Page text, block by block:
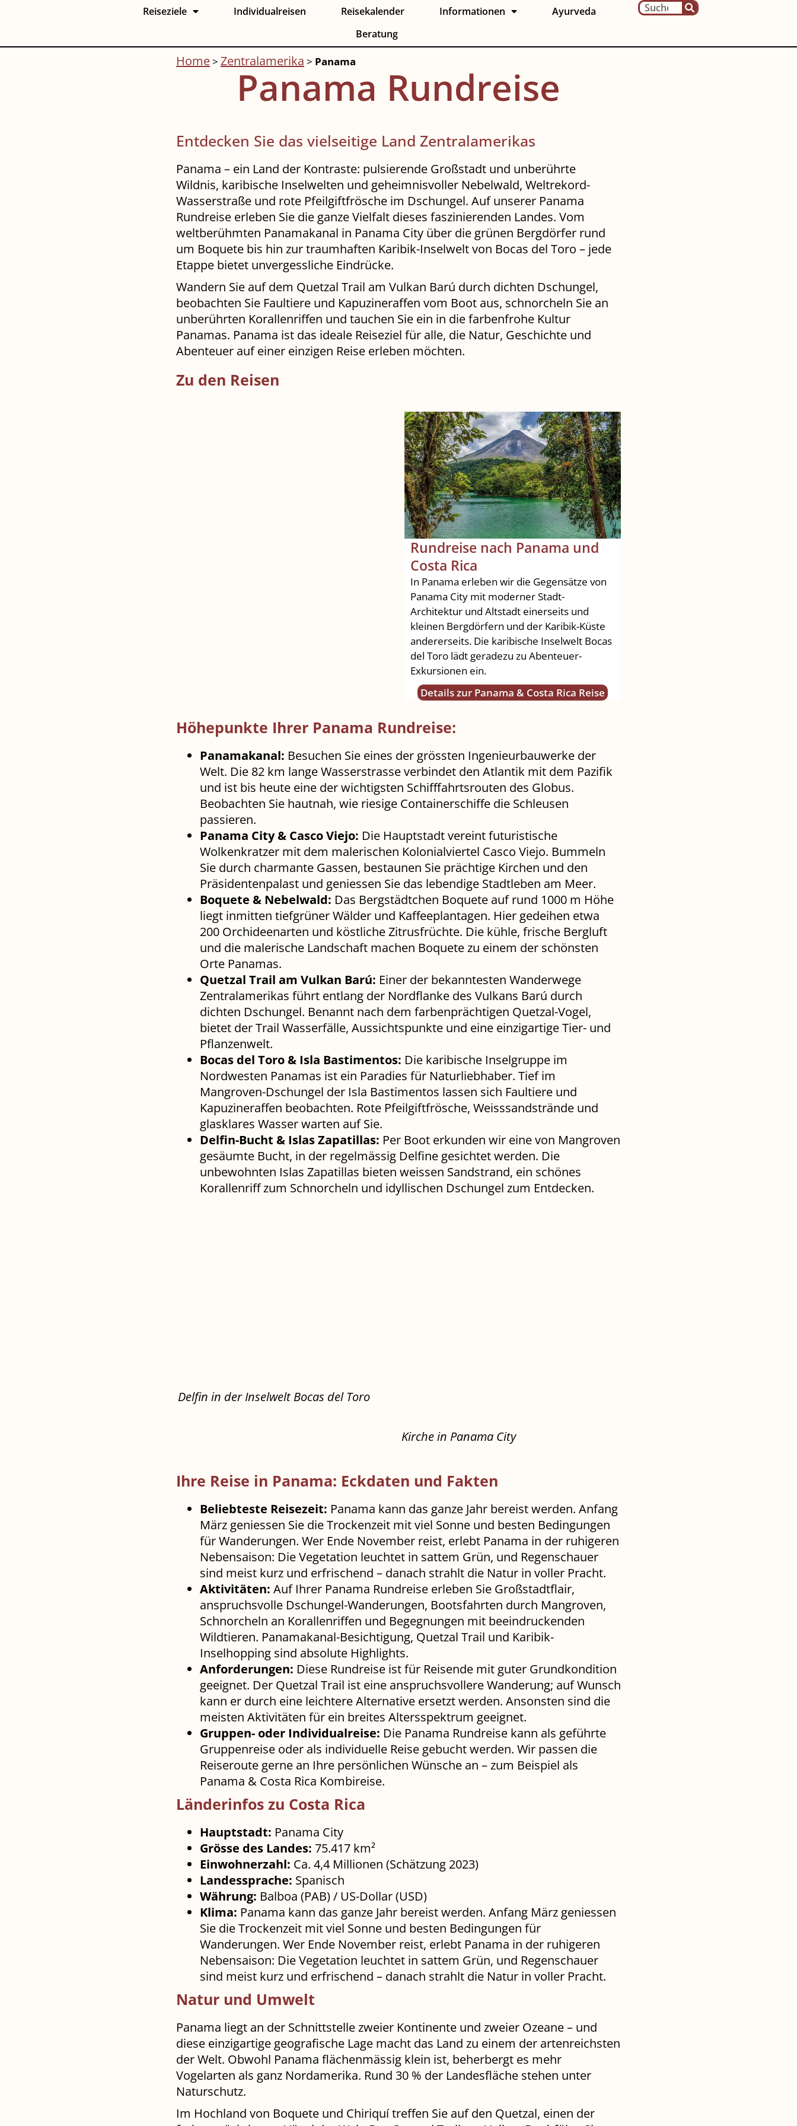
Reiseziele Individualreisen Reisekalender Informationen
Ayurveda
Beratung
Home> Zentralamerika > Panama
Panama Rundreise
Entdecken Sie das vielseitige Land Zentralamerikas
Panama – ein Land der Kontraste: pulsierende Großstadt und unberührte
Wildnis, karibische Inselwelten und geheimnisvoller Nebelwald, Weltrekord-
Wasserstraße und rote Pfeilgiftfrösche im Dschungel. Auf unserer Panama
Rundreise erleben Sie die ganze Vielfalt dieses faszinierenden Landes. Vom
weltberühmten Panamakanal in Panama City über die grünen Bergdörfer rund
um Boquete bis hin zur traumhaften Karibik-Inselwelt von Bocas del Toro – jede
Etappe bietet unvergessliche Eindrücke.
Wandern Sie auf dem Quetzal Trail am Vulkan Barú durch dichten Dschungel,
beobachten Sie Faultiere und Kapuzineraffen vom Boot aus, schnorcheln Sie an
unberührten Korallenriffen und tauchen Sie ein in die farbenfrohe Kultur
Panamas. Panama ist das ideale Reiseziel für alle, die Natur, Geschichte und
Abenteuer auf einer einzigen Reise erleben möchten.
Zu den Reisen
Rundreise nach Panama und
Costa Rica
In Panama erleben wir die Gegensätze von
Panama City mit moderner Stadt-
Architektur und Altstadt einerseits und
kleinen Bergdörfern und der Karibik-Küste
andererseits. Die karibische Inselwelt Bocas
del Toro lädt geradezu zu Abenteuer-
Exkursionen ein.
Details zur Panama & Costa Rica Reise
Höhepunkte Ihrer Panama Rundreise:
Panamakanal: Besuchen Sie eines der grössten Ingenieurbauwerke der
Welt. Die 82 km lange Wasserstrasse verbindet den Atlantik mit dem Pazifik
und ist bis heute eine der wichtigsten Schifffahrtsrouten des Globus.
Beobachten Sie hautnah, wie riesige Containerschiffe die Schleusen
passieren.
Panama City & Casco Viejo: Die Hauptstadt vereint futuristische
Wolkenkratzer mit dem malerischen Kolonialviertel Casco Viejo. Bummeln
Sie durch charmante Gassen, bestaunen Sie prächtige Kirchen und den
Präsidentenpalast und geniessen Sie das lebendige Stadtleben am Meer.
Boquete & Nebelwald: Das Bergstädtchen Boquete auf rund 1000 m Höhe
liegt inmitten tiefgrüner Wälder und Kaffeeplantagen. Hier gedeihen etwa
200 Orchideenarten und köstliche Zitrusfrüchte. Die kühle, frische Bergluft
und die malerische Landschaft machen Boquete zu einem der schönsten
Orte Panamas.
Quetzal Trail am Vulkan Barú: Einer der bekanntesten Wanderwege
Zentralamerikas führt entlang der Nordflanke des Vulkans Barú durch
dichten Dschungel. Benannt nach dem farbenprächtigen Quetzal-Vogel,
bietet der Trail Wasserfälle, Aussichtspunkte und eine einzigartige Tier- und
Pflanzenwelt.
Bocas del Toro & Isla Bastimentos: Die karibische Inselgruppe im
Nordwesten Panamas ist ein Paradies für Naturliebhaber. Tief im
Mangroven-Dschungel der Isla Bastimentos lassen sich Faultiere und
Kapuzineraffen beobachten. Rote Pfeilgiftfrösche, Weisssandstrände und
glasklares Wasser warten auf Sie.
Delfin-Bucht & Islas Zapatillas: Per Boot erkunden wir eine von Mangroven
gesäumte Bucht, in der regelmässig Delfine gesichtet werden. Die
unbewohnten Islas Zapatillas bieten weissen Sandstrand, ein schönes
Korallenriff zum Schnorcheln und idyllischen Dschungel zum Entdecken.
Delfin in der Inselwelt Bocas del Toro
Kirche in Panama City
Ihre Reise in Panama: Eckdaten und Fakten
Beliebteste Reisezeit: Panama kann das ganze Jahr bereist werden. Anfang
März geniessen Sie die Trockenzeit mit viel Sonne und besten Bedingungen
für Wanderungen. Wer Ende November reist, erlebt Panama in der ruhigeren
Nebensaison: Die Vegetation leuchtet in sattem Grün, und Regenschauer
sind meist kurz und erfrischend – danach strahlt die Natur in voller Pracht.
Aktivitäten: Auf Ihrer Panama Rundreise erleben Sie Großstadtflair,
anspruchsvolle Dschungel-Wanderungen, Bootsfahrten durch Mangroven,
Schnorcheln an Korallenriffen und Begegnungen mit beeindruckenden
Wildtieren. Panamakanal-Besichtigung, Quetzal Trail und Karibik-
Inselhopping sind absolute Highlights.
Anforderungen: Diese Rundreise ist für Reisende mit guter Grundkondition
geeignet. Der Quetzal Trail ist eine anspruchsvollere Wanderung; auf Wunsch
kann er durch eine leichtere Alternative ersetzt werden. Ansonsten sind die
meisten Aktivitäten für ein breites Altersspektrum geeignet.
Gruppen- oder Individualreise: Die Panama Rundreise kann als geführte
Gruppenreise oder als individuelle Reise gebucht werden. Wir passen die
Reiseroute gerne an Ihre persönlichen Wünsche an – zum Beispiel als
Panama & Costa Rica Kombireise.
Länderinfos zu Costa Rica
Hauptstadt: Panama City
Grösse des Landes: 75.417 km²
Einwohnerzahl: Ca. 4,4 Millionen (Schätzung 2023)
Landessprache: Spanisch
Währung: Balboa (PAB) / US-Dollar (USD)
Klima: Panama kann das ganze Jahr bereist werden. Anfang März geniessen
Sie die Trockenzeit mit viel Sonne und besten Bedingungen für
Wanderungen. Wer Ende November reist, erlebt Panama in der ruhigeren
Nebensaison: Die Vegetation leuchtet in sattem Grün, und Regenschauer
sind meist kurz und erfrischend – danach strahlt die Natur in voller Pracht.
Natur und Umwelt
Panama liegt an der Schnittstelle zweier Kontinente und zweier Ozeane – und
diese einzigartige geografische Lage macht das Land zu einem der artenreichsten
der Welt. Obwohl Panama flächenmässig klein ist, beherbergt es mehr
Vogelarten als ganz Nordamerika. Rund 30 % der Landesfläche stehen unter
Naturschutz.
Im Hochland von Boquete und Chiriquí treffen Sie auf den Quetzal, einen der